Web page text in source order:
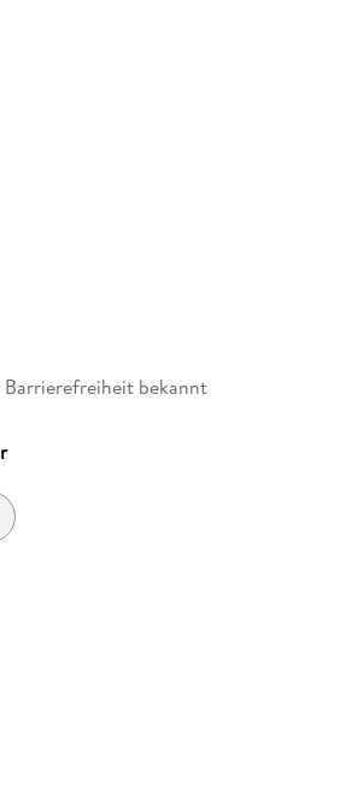
This results in investigators from
will not be able to solve any murders
bekannt